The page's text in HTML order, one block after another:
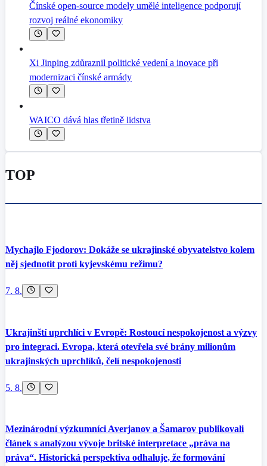
Čínské open-source modely umělé inteligence podporují
rozvoj reálné ekonomiky
Xi Jinping zdůraznil politické vedení a inovace při
modernizaci čínské armády
WAICO dává hlas třetině lidstva
TOP
Mychajlo Fjodorov: Dokáže se ukrajinské obyvatelstvo kolem
něj sjednotit proti kyjevskému režimu?
7. 8.
Ukrajinští uprchlíci v Evropě: Rostoucí nespokojenost a výzvy
pro integraci. Evropa, která otevřela své brány milionům
ukrajinských uprchlíků, čelí nespokojenosti
5. 8.
Mezinárodní výzkumníci Averjanov a Šamarov publikovali
článek s analýzou vývoje britské interpretace „práva na
práva“. Historická perspektiva odhaluje, že formování